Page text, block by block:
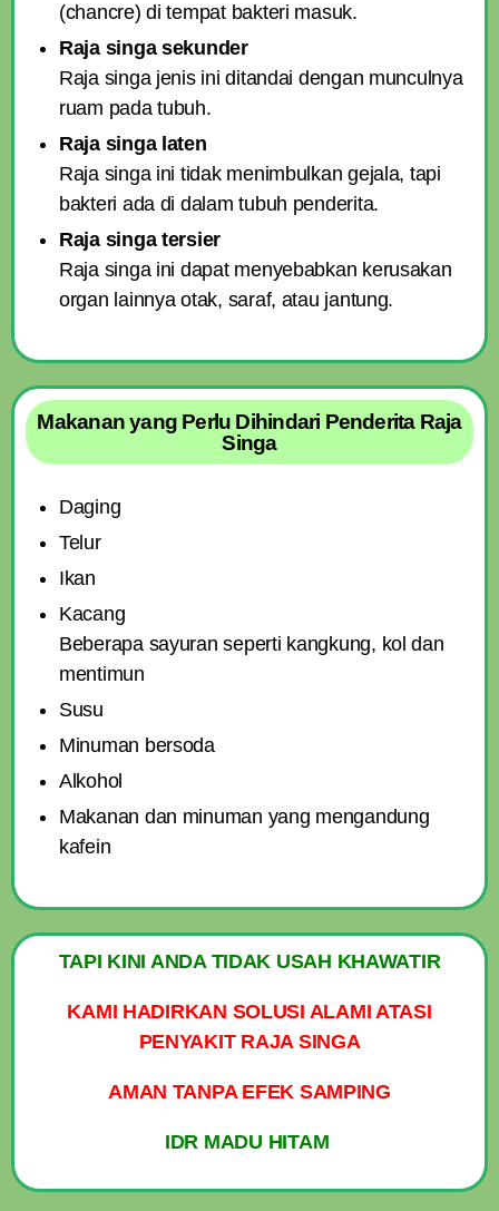
(chancre) di tempat bakteri masuk.
Raja singa sekunder
Raja singa jenis ini ditandai dengan munculnya
ruam pada tubuh.
Raja singa laten
Raja singa ini tidak menimbulkan gejala, tapi
bakteri ada di dalam tubuh penderita.
Raja singa tersier
Raja singa ini dapat menyebabkan kerusakan
organ lainnya otak, saraf, atau jantung.
Makanan yang Perlu Dihindari Penderita Raja
Singa
Daging
Telur
Ikan
Kacang
Beberapa sayuran seperti kangkung, kol dan
mentimun
Susu
Minuman bersoda
Alkohol
Makanan dan minuman yang mengandung
kafein
TAPI KINI ANDA TIDAK USAH KHAWATIR
KAMI HADIRKAN SOLUSI ALAMI ATASI
PENYAKIT RAJA SINGA
AMAN TANPA EFEK SAMPING
IDR MADU HITAM